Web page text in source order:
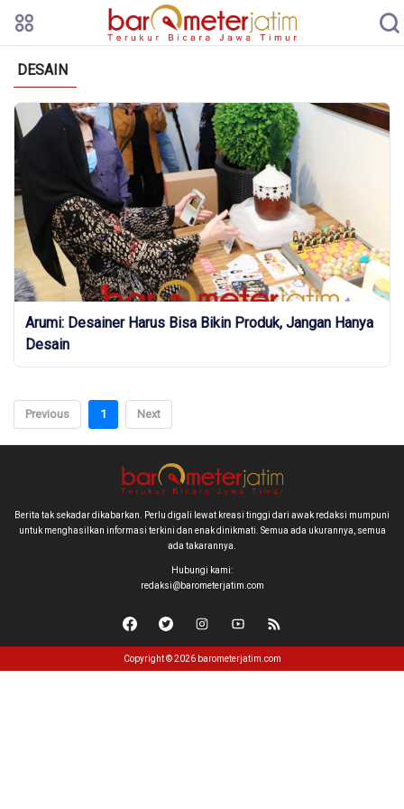
DESAIN
Arumi: Desainer Harus Bisa Bikin Produk, Jangan Hanya
Desain
Previous 1 Next
Berita tak sekadar dikabarkan. Perlu digali lewat kreasi tinggi dari awak redaksi mumpuni
untuk menghasilkan informasi terkini dan enak dinikmati. Semua ada ukurannya, semua
ada takarannya.
Hubungi kami:
redaksi@barometerjatim.com
Copyright © 2026 barometerjatim.com